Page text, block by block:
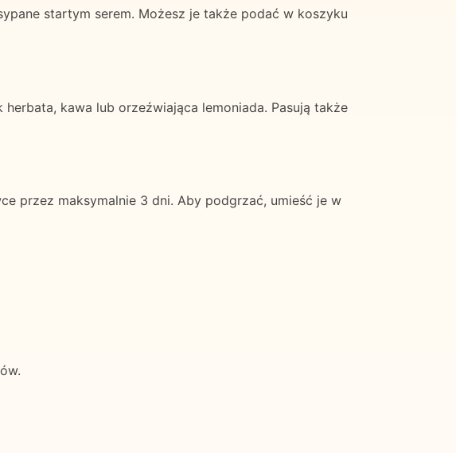
startym serem. Możesz je także podać w koszyku
kawa lub orzeźwiająca lemoniada. Pasują także
przez maksymalnie 3 dni. Aby podgrzać, umieść je w